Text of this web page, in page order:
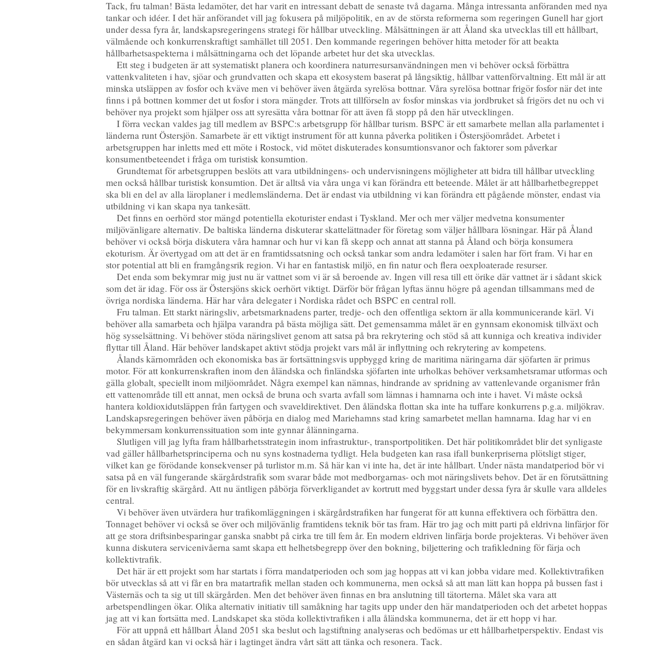
Tack, fru talman! Bästa ledamöter, det har varit en intressant debatt de senaste två dagarna. Många intressanta anföranden med nya
tankar och idéer. I det här anförandet vill jag fokusera på miljöpolitik, en av de största reformerna som regeringen Gunell har gjort
under dessa fyra år, landskapsregeringens strategi för hållbar utveckling. Målsättningen är att Åland ska utvecklas till ett hållbart,
välmående och konkurrenskraftigt samhället till 2051. Den kommande regeringen behöver hitta metoder för att beakta
hållbarhetsaspekterna i målsättningarna och det löpande arbetet hur det ska utvecklas.
Ett steg i budgeten är att systematiskt planera och koordinera naturresursanvändningen men vi behöver också förbättra
vattenkvaliteten i hav, sjöar och grundvatten och skapa ett ekosystem baserat på långsiktig, hållbar vattenförvaltning. Ett mål är att
minska utsläppen av fosfor och kväve men vi behöver även åtgärda syrelösa bottnar. Våra syrelösa bottnar frigör fosfor när det inte
finns i på bottnen kommer det ut fosfor i stora mängder. Trots att tillförseln av fosfor minskas via jordbruket så frigörs det nu och vi
behöver nya projekt som hjälper oss att syresätta våra bottnar för att även få stopp på den här utvecklingen.
I förra veckan valdes jag till medlem av BSPC:s arbetsgrupp för hållbar turism. BSPC är ett samarbete mellan alla parlamentet i
länderna runt Östersjön. Samarbete är ett viktigt instrument för att kunna påverka politiken i Östersjöområdet. Arbetet i
arbetsgruppen har inletts med ett möte i Rostock, vid mötet diskuterades konsumtionsvanor och faktorer som påverkar
konsumentbeteendet i fråga om turistisk konsumtion.
Grundtemat för arbetsgruppen beslöts att vara utbildningens- och undervisningens möjligheter att bidra till hållbar utveckling
men också hållbar turistisk konsumtion. Det är alltså via våra unga vi kan förändra ett beteende. Målet är att hållbarhetbegreppet
ska bli en del av alla läroplaner i medlemsländerna. Det är endast via utbildning vi kan förändra ett pågående mönster, endast via
utbildning vi kan skapa nya tankesätt.
Det finns en oerhörd stor mängd potentiella ekoturister endast i Tyskland. Mer och mer väljer medvetna konsumenter
miljövänligare alternativ. De baltiska länderna diskuterar skattelättnader för företag som väljer hållbara lösningar. Här på Åland
behöver vi också börja diskutera våra hamnar och hur vi kan få skepp och annat att stanna på Åland och börja konsumera
ekoturism. Är övertygad om att det är en framtidssatsning och också tankar som andra ledamöter i salen har fört fram. Vi har en
stor potential att bli en framgångsrik region. Vi har en fantastisk miljö, en fin natur och flera oexploaterade resurser.
Det enda som bekymrar mig just nu är vattnet som vi är så beroende av. Ingen vill resa till ett örike där vattnet är i sådant skick
som det är idag. För oss är Östersjöns skick oerhört viktigt. Därför bör frågan lyftas ännu högre på agendan tillsammans med de
övriga nordiska länderna. Här har våra delegater i Nordiska rådet och BSPC en central roll.
Fru talman. Ett starkt näringsliv, arbetsmarknadens parter, tredje- och den offentliga sektorn är alla kommunicerande kärl. Vi
behöver alla samarbeta och hjälpa varandra på bästa möjliga sätt. Det gemensamma målet är en gynnsam ekonomisk tillväxt och
hög sysselsättning. Vi behöver stöda näringslivet genom att satsa på bra rekrytering och stöd så att kunniga och kreativa individer
flyttar till Åland. Här behöver landskapet aktivt stödja projekt vars mål är inflyttning och rekrytering av kompetens.
Ålands kärnområden och ekonomiska bas är fortsättningsvis uppbyggd kring de maritima näringarna där sjöfarten är primus
motor. För att konkurrenskraften inom den åländska och finländska sjöfarten inte urholkas behöver verksamhetsramar utformas och
gälla globalt, speciellt inom miljöområdet. Några exempel kan nämnas, hindrande av spridning av vattenlevande organismer från
ett vattenområde till ett annat, men också de bruna och svarta avfall som lämnas i hamnarna och inte i havet. Vi måste också
hantera koldioxidutsläppen från fartygen och svaveldirektivet. Den åländska flottan ska inte ha tuffare konkurrens p.g.a. miljökrav.
Landskapsregeringen behöver även påbörja en dialog med Mariehamns stad kring samarbetet mellan hamnarna. Idag har vi en
bekymmersam konkurrenssituation som inte gynnar ålänningarna.
Slutligen vill jag lyfta fram hållbarhetsstrategin inom infrastruktur-, transportpolitiken. Det här politikområdet blir det synligaste
vad gäller hållbarhetsprinciperna och nu syns kostnaderna tydligt. Hela budgeten kan rasa ifall bunkerpriserna plötsligt stiger,
vilket kan ge förödande konsekvenser på turlistor m.m. Så här kan vi inte ha, det är inte hållbart. Under nästa mandatperiod bör vi
satsa på en väl fungerande skärgårdstrafik som svarar både mot medborgarnas- och mot näringslivets behov. Det är en förutsättning
för en livskraftig skärgård. Att nu äntligen påbörja förverkligandet av kortrutt med byggstart under dessa fyra år skulle vara alldeles
central.
Vi behöver även utvärdera hur trafikomläggningen i skärgårdstrafiken har fungerat för att kunna effektivera och förbättra den.
Tonnaget behöver vi också se över och miljövänlig framtidens teknik bör tas fram. Här tro jag och mitt parti på eldrivna linfärjor för
att ge stora driftsinbesparingar ganska snabbt på cirka tre till fem år. En modern eldriven linfärja borde projekteras. Vi behöver även
kunna diskutera servicenivåerna samt skapa ett helhetsbegrepp över den bokning, biljettering och trafikledning för färja och
kollektivtrafik.
Det här är ett projekt som har startats i förra mandatperioden och som jag hoppas att vi kan jobba vidare med. Kollektivtrafiken
bör utvecklas så att vi får en bra matartrafik mellan staden och kommunerna, men också så att man lätt kan hoppa på bussen fast i
Västernäs och ta sig ut till skärgården. Men det behöver även finnas en bra anslutning till tätorterna. Målet ska vara att
arbetspendlingen ökar. Olika alternativ initiativ till samåkning har tagits upp under den här mandatperioden och det arbetet hoppas
jag att vi kan fortsätta med. Landskapet ska stöda kollektivtrafiken i alla åländska kommunerna, det är ett hopp vi har.
För att uppnå ett hållbart Åland 2051 ska beslut och lagstiftning analyseras och bedömas ur ett hållbarhetperspektiv. Endast vis
en sådan åtgärd kan vi också här i lagtinget ändra vårt sätt att tänka och resonera. Tack.